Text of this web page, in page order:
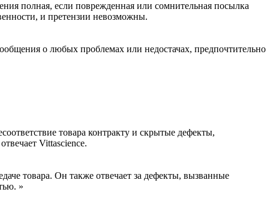
полная, если поврежденная или сомнительная посылка
и претензии невозможны.
о любых проблемах или недостачах, предпочтительно
товара контракту и скрытые дефекты,
Vittascience.
товара. Он также отвечает за дефекты, вызванные
»